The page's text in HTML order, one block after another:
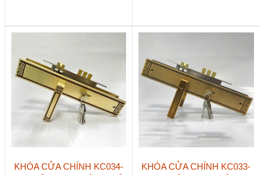
KHÓA CỬA CHÍNH KC034-
KHÓA CỬA CHÍNH KC033-